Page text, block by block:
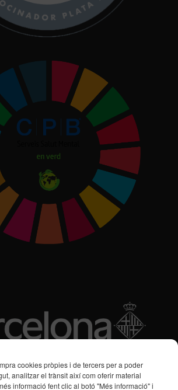
cookies pròpies i de tercers per a poder
analitzar el trànsit així com oferir material
informació fent clic al botó "Més informació" i
2016